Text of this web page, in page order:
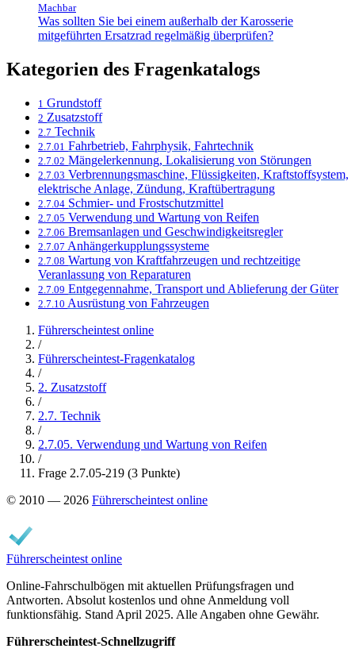
Machbar
Was sollten Sie bei einem außerhalb der Karosserie
mitgeführten Ersatzrad regelmäßig überprüfen?
Kategorien des Fragenkatalogs
1 Grundstoff
2 Zusatzstoff
2.7 Technik
2.7.01 Fahrbetrieb, Fahrphysik, Fahrtechnik
2.7.02 Mängelerkennung, Lokalisierung von Störungen
2.7.03 Verbrennungsmaschine, Flüssigkeiten, Kraftstoffsystem,
elektrische Anlage, Zündung, Kraftübertragung
2.7.04 Schmier- und Frostschutzmittel
2.7.05 Verwendung und Wartung von Reifen
2.7.06 Bremsanlagen und Geschwindigkeitsregler
2.7.07 Anhängerkupplungssysteme
2.7.08 Wartung von Kraftfahrzeugen und rechtzeitige
Veranlassung von Reparaturen
2.7.09 Entgegennahme, Transport und Ablieferung der Güter
2.7.10 Ausrüstung von Fahrzeugen
Führerscheintest online
/
Führerscheintest-Fragenkatalog
/
2. Zusatzstoff
/
2.7. Technik
/
2.7.05. Verwendung und Wartung von Reifen
/
Frage 2.7.05-219 (3 Punkte)
© 2010 — 2026 Führerscheintest online
Führerscheintest online
Online-Fahrschulbögen mit aktuellen Prüfungsfragen und
Antworten. Absolut kostenlos und ohne Anmeldung voll
funktionsfähig. Stand April 2025. Alle Angaben ohne Gewähr.
Führerscheintest-Schnellzugriff